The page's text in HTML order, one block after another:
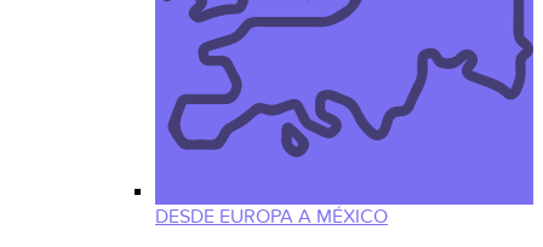
DESDE EUROPA A MÉXICO